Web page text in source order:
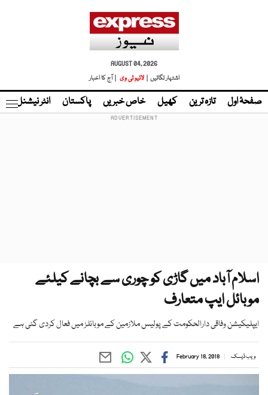
AUGUST 04, 2026
اشتہار لگائیں |
لائیو ٹی وی | آج کا اخبار
صفحۂ اول تازہ ترین کھیل خاص خبریں پاکستان انٹر نیشنل
اسلام آباد میں گاڑی کو چوری سے بچانے کیلئے
موبائل ایپ متعارف
ایپلیکیشن وفاقی دارالحکومت کے پولیس ملازمین کے موبائلز میں فعال کردی گئی ہے
ویب ڈیسک February 18, 2018